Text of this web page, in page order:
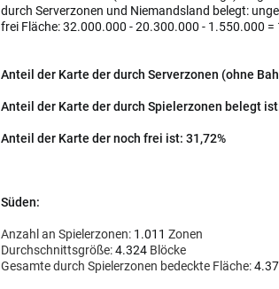
durch Serverzonen und Niemandsland belegt:
frei Fläche: 32.000.000 - 20.300.000 - 1.550.000
Anteil der Karte der durch Serverzonen (ohne
Anteil der Karte der durch Spielerzonen belegt
Anteil der Karte der noch frei ist: 31,72%
Süden:
Anzahl an Spielerzonen: 1.011 Zonen
Durchschnittsgröße:4.324 Blöcke
Gesamte durch Spielerzonen bedeckte Fläche: